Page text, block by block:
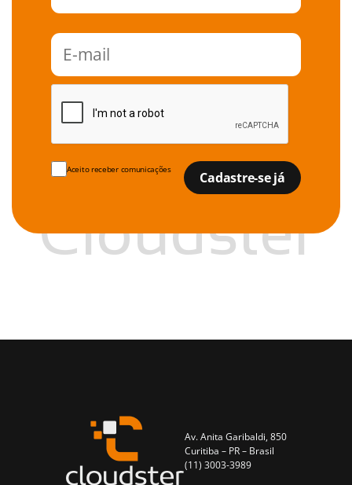
Aceito receber comunicações
Av. Anita Garibaldi, 850
Curitiba – PR – Brasil
(11) 3003-3989